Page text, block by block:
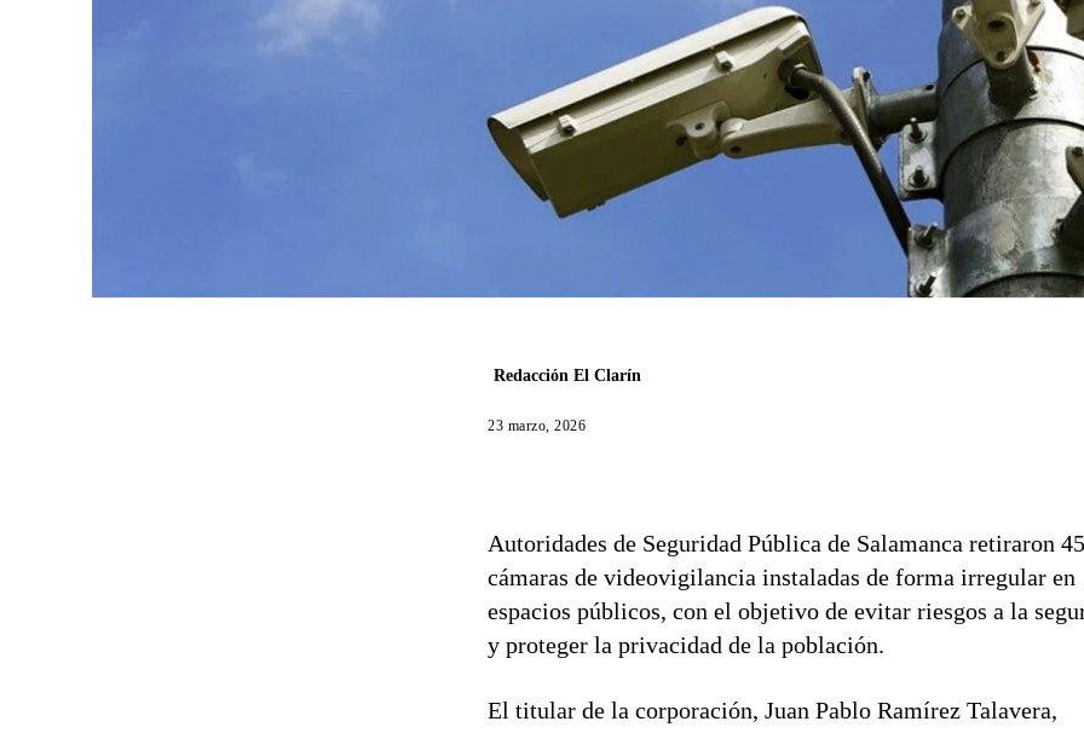
Redacción El Clarín
23 marzo, 2026
Autoridades de Seguridad Pública de Salamanca retiraron 45
cámaras de videovigilancia instaladas de forma irregular en
espacios públicos, con el objetivo de evitar riesgos a la
y proteger la privacidad de la población.
El titular de la corporación, Juan Pablo Ramírez Talavera,